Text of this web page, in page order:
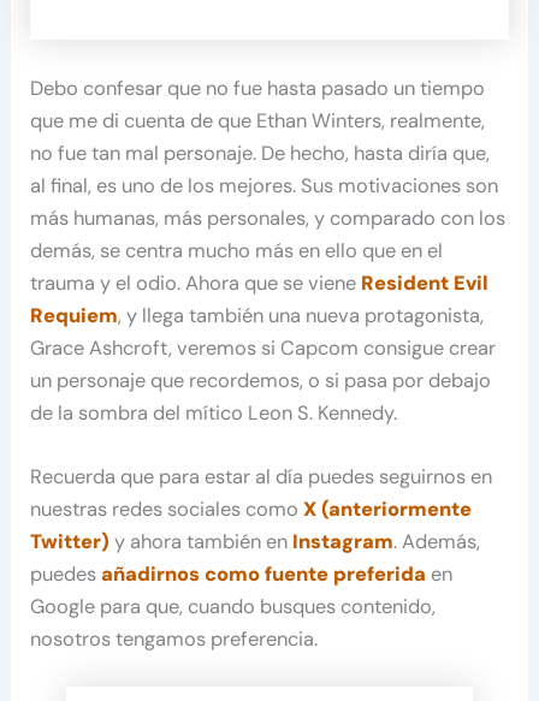
Debo confesar que no fue hasta pasado un tiempo
que me di cuenta de que Ethan Winters, realmente,
no fue tan mal personaje. De hecho, hasta diría que,
al final, es uno de los mejores. Sus motivaciones son
más humanas, más personales, y comparado con los
demás, se centra mucho más en ello que en el
trauma y el odio. Ahora que se viene Resident Evil
Requiem, y llega también una nueva protagonista,
Grace Ashcroft, veremos si Capcom consigue crear
un personaje que recordemos, o si pasa por debajo
de la sombra del mítico Leon S. Kennedy.
Recuerda que para estar al día puedes seguirnos en
nuestras redes sociales comoX (anteriormente
Twitter) y ahora también en Instagram. Además,
puedesañadirnos como fuente preferida en
Google para que, cuando busques contenido,
nosotros tengamos preferencia.